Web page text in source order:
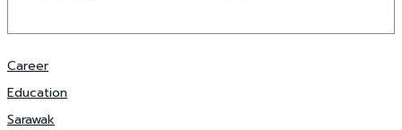
Career
Education
Sarawak